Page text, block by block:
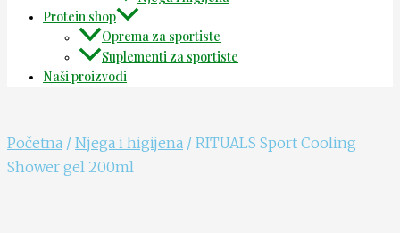
Protein shop
Oprema za sportiste
Suplementi za sportiste
Naši proizvodi
Početna / Njega i higijena / RITUALS Sport Cooling
Shower gel 200ml